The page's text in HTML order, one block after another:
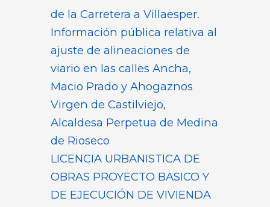
de la Carretera a Villaesper.
Información pública relativa al
ajuste de alineaciones de
viario en las calles Ancha,
Macio Prado y Ahogaznos
Virgen de Castilviejo,
Alcaldesa Perpetua de Medina
de Rioseco
LICENCIA URBANISTICA DE
OBRAS PROYECTO BASICO Y
DE EJECUCIÓN DE VIVIENDA